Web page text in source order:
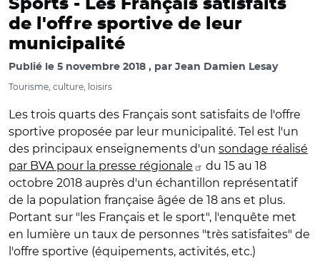
Sports - Les Français satisfaits
de l'offre sportive de leur
municipalité
Publié le 5 novembre 2018 par Jean Damien Lesay
Tourisme, culture, loisirs
Les trois quarts des Français sont satisfaits de l'offre
sportive proposée par leur municipalité. Tel est l'un
des principaux enseignements d'un sondage réalisé
par BVA pour la presse régionale
du 15 au 18
octobre 2018 auprès d'un échantillon représentatif
de la population française âgée de 18 ans et plus.
Portant sur "les Français et le sport", l'enquête met
en lumière un taux de personnes "très satisfaites" de
l'offre sportive (équipements, activités, etc.)